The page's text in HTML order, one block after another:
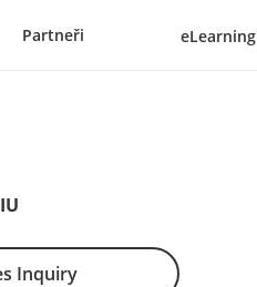
Partneři eLearning
Inquiry